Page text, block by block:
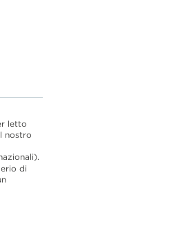
letto
nostro
di